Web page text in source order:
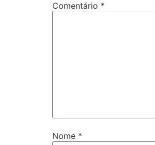
Comentário *
Nome *